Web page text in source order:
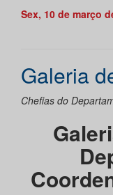
Sex, 10 de março
Galeria
Chefias do